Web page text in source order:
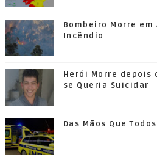
Bombeiro Morre
Incêndio
Herói Morre depois
se Queria Suicidar
Das Mãos Que